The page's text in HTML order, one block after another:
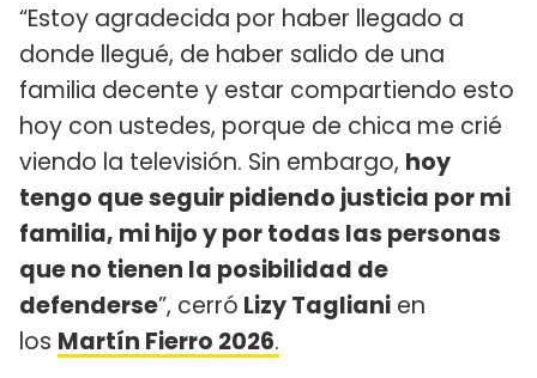
​“Estoy agradecida por haber llegado a
donde llegué, de haber salido de una
familia decente y estar compartiendo esto
hoy con ustedes, porque de chica me crié
viendo la televisión. Sin embargo, hoy
tengo que seguir pidiendo justicia por mi
familia, mi hijo y por todas las personas
que no tienen la posibilidad de
defenderse”, cerró Lizy Tagliani en
los Martín Fierro 2026.